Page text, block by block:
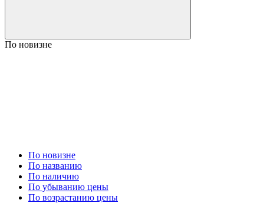
По новизне
По новизне
По названию
По наличию
По убыванию цены
По возрастанию цены